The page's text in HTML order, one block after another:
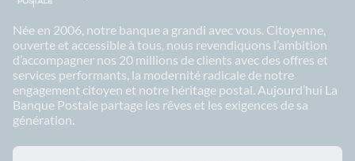
Née en 2006, notre banque a grandi avec vous. Citoyenne,
ouverte et accessible à tous, nous revendiquons l’ambition
d’accompagner nos 20 millions de clients avec des offres et
services performants, la modernité radicale de notre
engagement citoyen et notre héritage postal. Aujourd’hui La
Banque Postale partage les rêves et les exigences de sa
génération.